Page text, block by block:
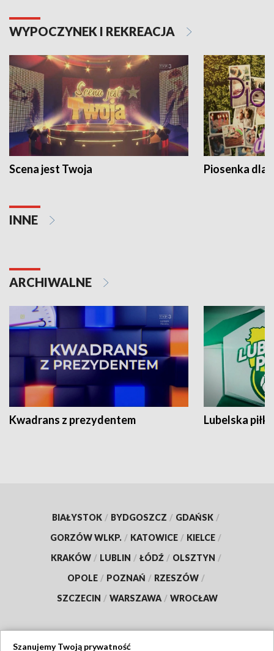
WYPOCZYNEK I REKREACJA
Scena jest Twoja Piosenka dla
INNE
ARCHIWALNE
Kwadrans z prezydentem Lubelska piłka
BIAŁYSTOK / BYDGOSZCZ / GDAŃSK /
GORZÓW WLKP. / KATOWICE / KIELCE /
KRAKÓW / LUBLIN / ŁÓDŹ / OLSZTYN /
OPOLE / POZNAŃ / RZESZÓW /
SZCZECIN / WARSZAWA / WROCŁAW
Szanujemy Twoją prywatność